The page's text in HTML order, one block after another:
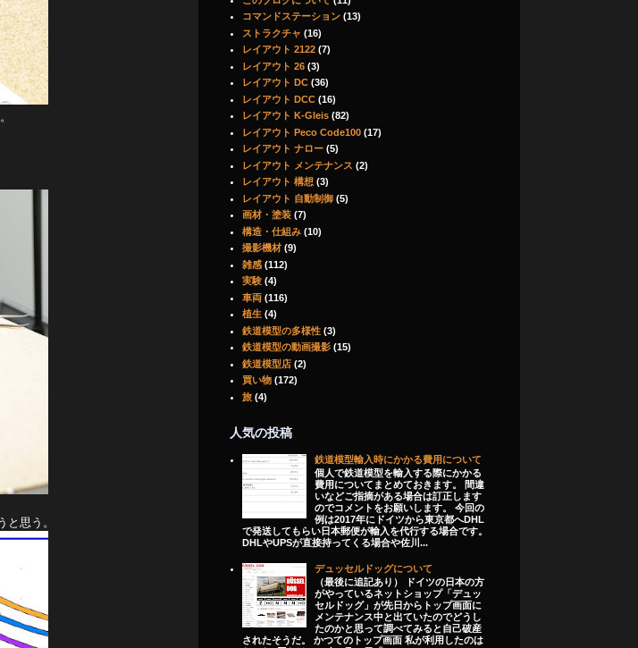
思う。
コマンドステーション (13)
ストラクチャ (16)
レイアウト 2122 (7)
レイアウト 26 (3)
レイアウト DC (36)
レイアウト DCC (16)
レイアウト K-Gleis (82)
レイアウト Peco Code100 (17)
レイアウト ナロー (5)
レイアウト メンテナンス (2)
レイアウト 構想 (3)
レイアウト 自動制御 (5)
画材・塗装 (7)
構造・仕組み (10)
撮影機材 (9)
雑感 (112)
実験 (4)
車両 (116)
植生 (4)
鉄道模型の多様性 (3)
鉄道模型の動画撮影 (15)
鉄道模型店 (2)
買い物 (172)
旅 (4)
人気の投稿
鉄道模型輸入時にかかる費用について
個人で鉄道模型を輸入する際にかかる
費用についてまとめておきます。 間違
いなどご指摘がある場合は訂正します
のでコメントをお願いします。 今回の
例は2017年にドイツから東京都へDHL
で発送してもらい日本郵便が輸入を代行する場合です。
DHLやUPSが直接持ってくる場合や佐川...
デュッセルドッグについて
（最後に追記あり） ドイツの日本の方
がやっているネットショップ「デュッ
セルドッグ」が先日からトップ画面に
メンテナンス中と出ていたのでどうし
たのかと思って調べてみると自己破産
されたそうだ。 かつてのトップ画面 私が利用したのは